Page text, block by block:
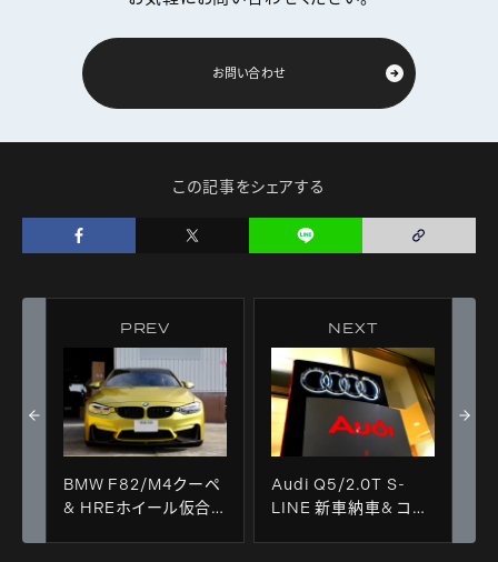
お問い合わせ
この記事をシェアする
PREV
BMW F82/M4クーペ
& HREホイール仮合
NEXT
Audi Q5/2.0T S-
LINE 新車納車& コー